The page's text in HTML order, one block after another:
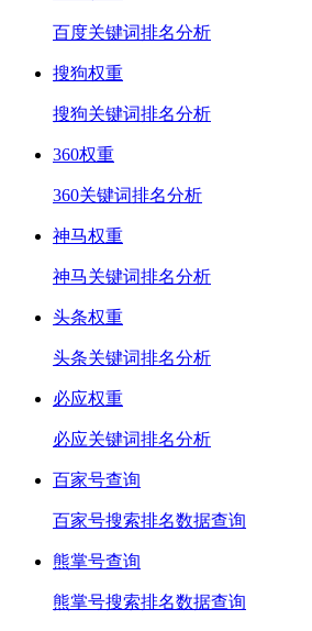
百度关键词排名分析
搜狗权重
搜狗关键词排名分析
360权重
360关键词排名分析
神马权重
神马关键词排名分析
头条权重
头条关键词排名分析
必应权重
必应关键词排名分析
百家号查询
百家号搜索排名数据查询
熊掌号查询
熊掌号搜索排名数据查询